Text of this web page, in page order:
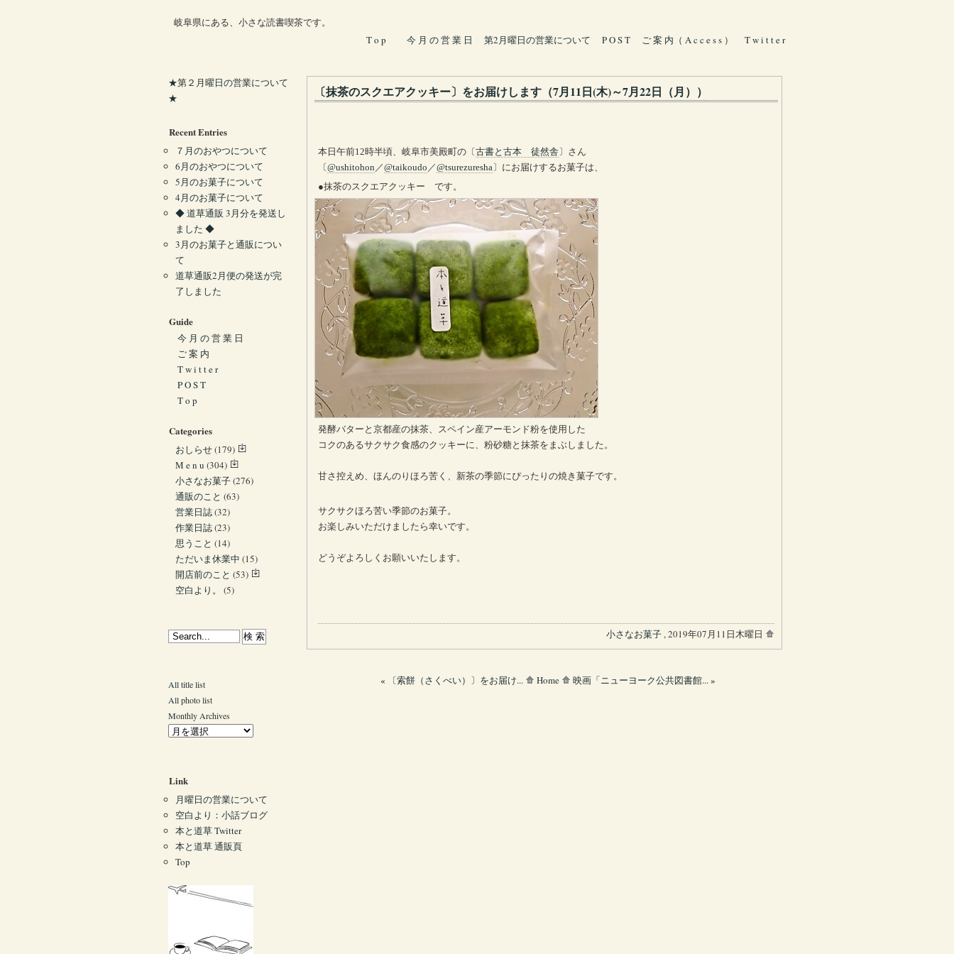
岐阜県にある、小さな読書喫茶です。
T o p
今 月 の 営 業 日 第2月曜日の営業について P O S T ご 案 内（ A c c e s s ） T w i t t e r
〔抹茶のスクエアクッキー〕をお届けします（7月11日(木)～7月22日（月））
本日午前12時半頃、岐阜市美殿町の〔古書と古本 徒然舎 〕さん
〔@ushitohon／@taikoudo ／@tsurezuresha〕にお届けするお菓子は、
●抹茶のスクエアクッキー です。
発酵バターと京都産の抹茶、スペイン産アーモンド粉を使用した
コクのあるサクサク食感のクッキーに、粉砂糖と抹茶をまぶしました。
甘さ控えめ、ほんのりほろ苦く、新茶の季節にぴったりの焼き菓子です。
サクサクほろ苦い季節のお菓子。
お楽しみいただけましたら幸いです。
どうぞよろしくお願いいたします。
小さなお菓子, 2019年07月11日木曜日
« 〔索餅（さくべい）〕をお届け... Home 映画「ニューヨーク公共図書館...»
★第２月曜日の営業について
★
Recent Entries
７月のおやつについて
6月のおやつについて
5月のお菓子について
4月のお菓子について
◆ 道草通販 3月分を発送し
ました ◆
3月のお菓子と通販につい
て
道草通販2月便の発送が完
了しました
Guide
今 月 の 営 業 日
ご 案 内
T w i t t e r
P O S T
T o p
Categories
おしらせ(179)
M e n u (304)
小さなお菓子(276)
通販のこと (63)
営業日誌(32)
作業日誌(23)
思うこと (14)
ただいま休業中 (15)
開店前のこと (53)
空白より。
(5)
All title list
All photo list
Monthly Archives
Link
月曜日の営業について
空白より：小話ブログ
本と道草 Twitter
本と道草 通販頁
Top